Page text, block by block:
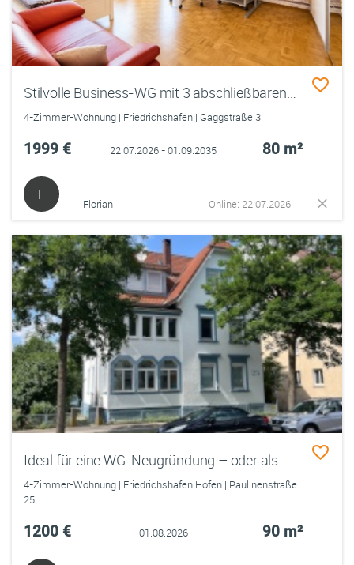
Stilvolle Business-WG mit 3 abschließbaren Zimmern unter 670€ pro Zimmer, Wintergarten, Keyless Access und Homeoffice in FN
4-Zimmer-Wohnung | Friedrichshafen | Gaggstraße 3
1999 € 22.07.2026 - 01.09.2035 80 m²
F
Florian Online: 22.07.2026
Ideal für eine WG-Neugründung – oder als Zuhause für Einzelpersonen, Paare oder eine kleine Familie
4-Zimmer-Wohnung | Friedrichshafen Hofen | Paulinenstraße
25
1200 € 01.08.2026 90 m²